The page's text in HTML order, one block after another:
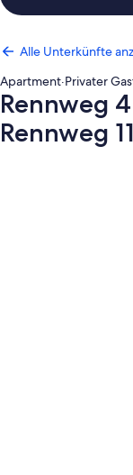
Alle Unterkünfte
Apartment·Privater
Rennweg
Rennweg